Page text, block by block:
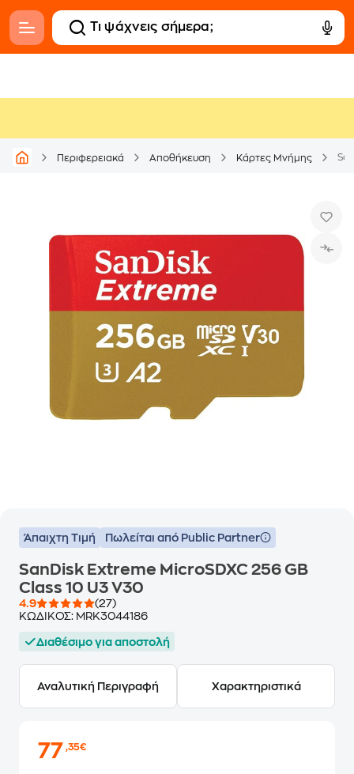
Περιφερειακά Αποθήκευση Κάρτες Μνήμης
Άπαιχτη Τιμή Πωλείται από Public Partner
SanDisk Extreme MicroSDXC 256 GB
Class 10 U3 V30
4.9
(27)
ΚΩΔΙΚΟΣ: MRK3044186
Διαθέσιμο για αποστολή
Αναλυτική Περιγραφή Χαρακτηριστικά
77,35€